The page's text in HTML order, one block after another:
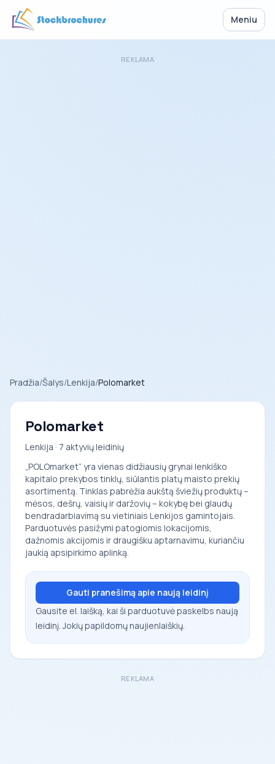
Meniu
REKLAMA
Pradžia/Šalys/Lenkija/Polomarket
Polomarket
Lenkija · 7 aktyvių leidinių
„POLOmarket“ yra vienas didžiausių grynai lenkiško
kapitalo prekybos tinklų, siūlantis platų maisto prekių
asortimentą. Tinklas pabrėžia aukštą šviežių produktų –
mėsos, dešrų, vaisių ir daržovių – kokybę bei glaudų
bendradarbiavimą su vietiniais Lenkijos gamintojais.
Parduotuvės pasižymi patogiomis lokacijomis,
dažnomis akcijomis ir draugišku aptarnavimu, kuriančiu
jaukią apsipirkimo aplinką.
Gauti pranešimą apie naują leidinį
Gausite el. laišką, kai ši parduotuvė paskelbs naują
leidinį. Jokių papildomų naujienlaiškių.
REKLAMA